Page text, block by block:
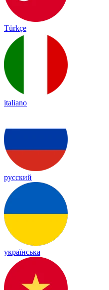
Türkçe
italiano
русский
українська